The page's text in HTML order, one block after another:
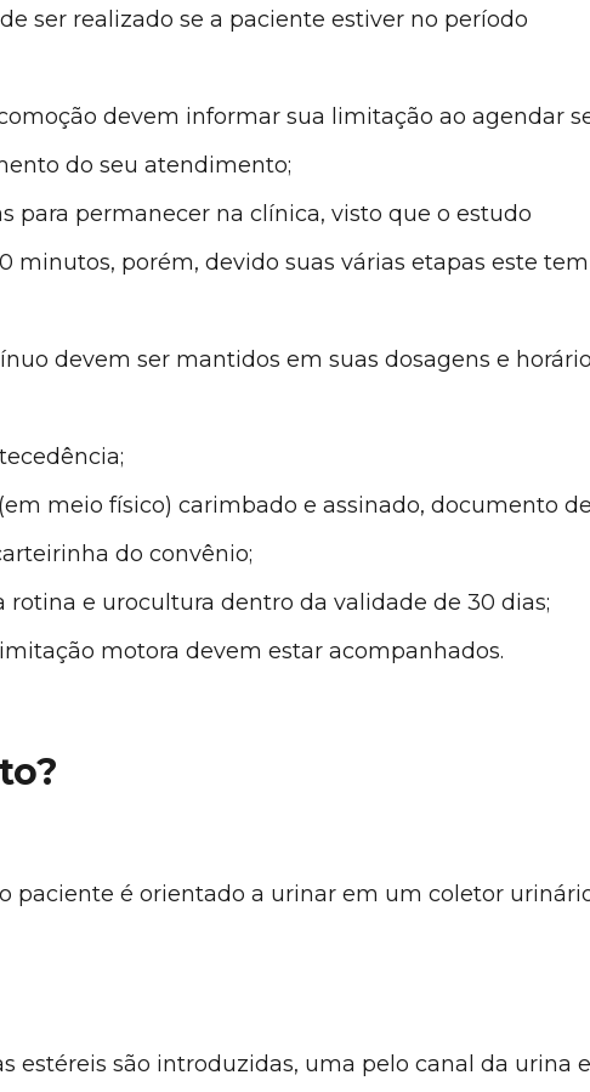
ser realizado se a paciente estiver no período
devem informar sua limitação ao agendar
do seu atendimento;
para permanecer na clínica, visto que o estudo
minutos, porém, devido suas várias etapas este
devem ser mantidos em suas dosagens e
meio físico) carimbado e assinado, documento
do convênio;
rotina e urocultura dentro da validade de 30 dias;
motora devem estar acompanhados.
paciente é orientado a urinar em um coletor
estéreis são introduzidas, uma pelo canal da urina